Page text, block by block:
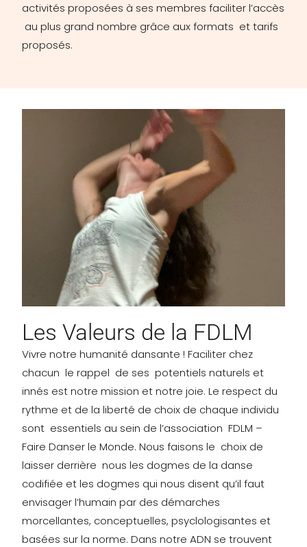
activités proposées à ses membres faciliter l’accès
au plus grand nombre grâce aux formats et tarifs
proposés.
Les Valeurs de la FDLM
Vivre notre humanité dansante ! Faciliter chez
chacun le rappel de ses potentiels naturels et
innés est notre mission et notre joie. Le respect du
rythme et de la liberté de choix de chaque individu
sont essentiels au sein de l’association FDLM –
Faire Danser le Monde. Nous faisons le choix de
laisser derrière nous les dogmes de la danse
codifiée et les dogmes qui nous disent qu’il faut
envisager l’humain par des démarches
morcellantes, conceptuelles, psyclologisantes et
basées sur la norme. Dans notre ADN se trouvent